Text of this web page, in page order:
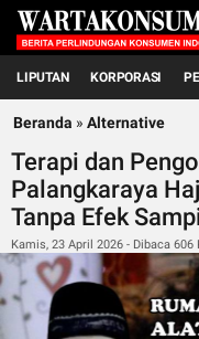
LIPUTAN KORPORASI
Beranda » Alternative
Terapi dan
Palangkaraya
Tanpa Efek
Kamis, 23 April 2026 - Dibaca 606